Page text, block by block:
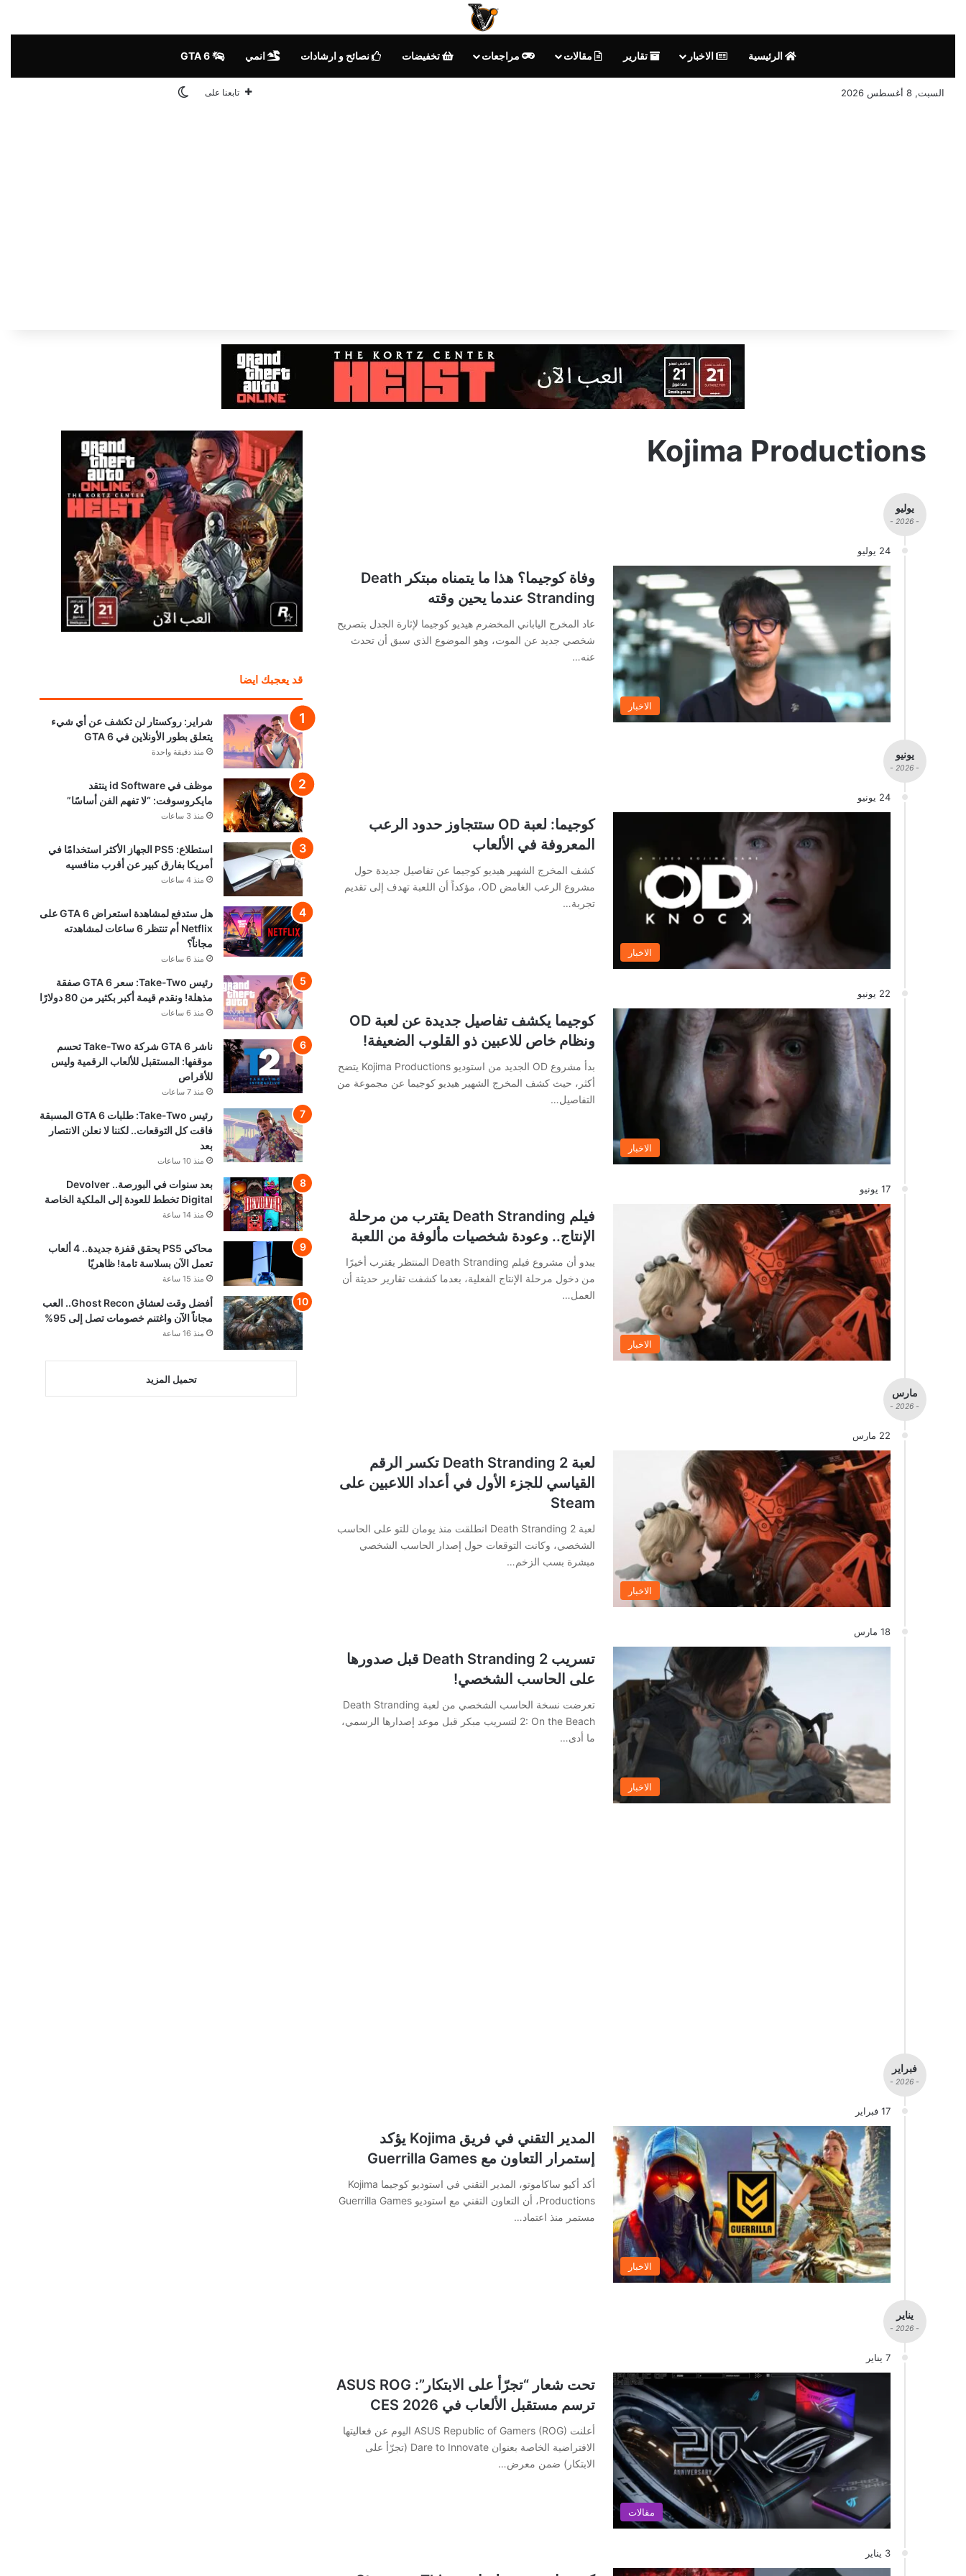
الرئيسية الاخبار تقارير مقالات مراجعات تخفيضات نصائح و ارشادات انمي
السبت, 8 أغسطس 2026 تابعنا على الوضع المظلم
Kojima Productions
يوليو
- 2026 -
24 يوليو
الاخبار
وفاة كوجيما؟ هذا ما يتمناه مبتكر Death
Stranding عندما يحين وقته
عاد المخرج الياباني المخضرم هيديو كوجيما لإثارة الجدل بتصريح
شخصي جديد عن الموت، وهو الموضوع الذي سبق أن تحدث
عنه…
يونيو
- 2026 -
24 يونيو
الاخبار
كوجيما: لعبة OD ستتجاوز حدود الرعب
المعروفة في الألعاب
كشف المخرج الشهير هيديو كوجيما عن تفاصيل جديدة حول
مشروع الرعب الغامض OD، مؤكداً أن اللعبة تهدف إلى تقديم
تجربة…
22 يونيو
الاخبار
كوجيما يكشف تفاصيل جديدة عن لعبة OD
ونظام خاص للاعبين ذو القلوب الضعيفة!
بدأ مشروع OD الجديد من استوديو Kojima Productions يتضح
أكثر، حيث كشف المخرج الشهير هيديو كوجيما عن مجموعة من
التفاصيل…
17 يونيو
الاخبار
فيلم Death Stranding يقترب من مرحلة
الإنتاج.. وعودة شخصيات مألوفة من اللعبة
يبدو أن مشروع فيلم Death Stranding المنتظر يقترب أخيرًا
من دخول مرحلة الإنتاج الفعلية، بعدما كشفت تقارير حديثة أن
العمل…
مارس
- 2026 -
22 مارس
الاخبار
لعبة Death Stranding 2 تكسر الرقم
القياسي للجزء الأول في أعداد اللاعبين على
Steam
لعبة Death Stranding 2 انطلقت منذ يومان للتو على الحاسب
الشخصي، وكانت التوقعات حول إصدار الحاسب الشخصي
مبشرة بسب الزخم…
18 مارس
الاخبار
تسريب Death Stranding 2 قبل صدورها
على الحاسب الشخصي!
تعرضت نسخة الحاسب الشخصي من لعبة Death Stranding
2: On the Beach لتسريب مبكر قبل موعد إصدارها الرسمي،
ما أدى…
فبراير
- 2026 -
17 فبراير
الاخبار
المدير التقني في فريق Kojima يؤكد
إستمرار التعاون مع Guerrilla Games
أكد أكيو ساكاموتو، المدير التقني في استوديو كوجيما Kojima
Productions، أن التعاون التقني مع استوديو Guerrilla Games
مستمر منذ اعتماد…
يناير
- 2026 -
7 يناير
مقالات
تحت شعار “تجرّأ على الابتكار”: ASUS ROG
ترسم مستقبل الألعاب في CES 2026
أعلنت ASUS Republic of Gamers (ROG) اليوم عن فعاليتها
الافتراضية الخاصة بعنوان Dare to Innovate (تجرّأ على
الابتكار) ضمن معرض…
3 يناير
قد يعجبك ايضا
شراير: روكستار لن تكشف عن أي شيء
يتعلق بطور الأونلاين في GTA 6
منذ دقيقة واحدة
موظف في id Software ينتقد
مايكروسوفت: “لا تفهم الفن أساسًا”
منذ 3 ساعات
استطلاع: PS5 الجهاز الأكثر استخدامًا في
أمريكا بفارق كبير عن أقرب منافسيه
منذ 4 ساعات
هل ستدفع لمشاهدة استعراض GTA 6 على
Netflix أم تنتظر 6 ساعات لمشاهدته
مجاناً؟
منذ 6 ساعات
رئيس Take-Two: سعر GTA 6 صفقة
مذهلة! ونقدم قيمة أكبر بكثير من 80 دولارًا
منذ 6 ساعات
ناشر GTA 6 شركة Take-Two تحسم
موقفها: المستقبل للألعاب الرقمية وليس
للأقراص
منذ 7 ساعات
رئيس Take-Two: طلبات GTA 6 المسبقة
فاقت كل التوقعات.. لكننا لا نعلن الانتصار
بعد
منذ 10 ساعات
بعد سنوات في البورصة.. Devolver
Digital تخطط للعودة إلى الملكية الخاصة
منذ 14 ساعة
محاكي PS5 يحقق قفزة جديدة.. 4 ألعاب
تعمل الآن بسلاسة تامة! ظاهريًا
منذ 15 ساعة
أفضل وقت لعشاق Ghost Recon.. العب
مجاناً الآن واغتنم خصومات تصل إلى 95%
منذ 16 ساعة
تحميل المزيد